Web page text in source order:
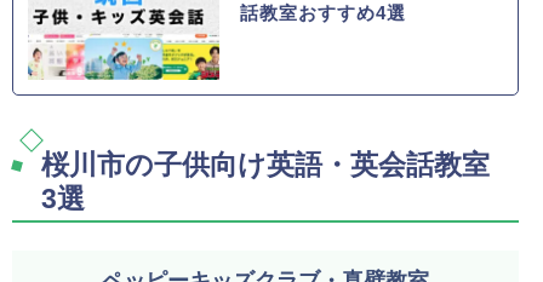
話教室おすすめ4選
桜川市の子供向け英語・英会話教室
3選